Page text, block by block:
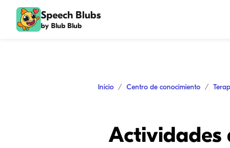
Speech Blubs
by Blub Blub
Inicio Centro de conocimiento
Actividades